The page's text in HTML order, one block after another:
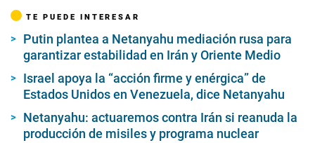
TE PUEDE INTERESAR
Putin plantea a Netanyahu mediación rusa para
garantizar estabilidad en Irán y Oriente Medio
Israel apoya la “acción firme y enérgica” de
Estados Unidos en Venezuela, dice Netanyahu
Netanyahu: actuaremos contra Irán si reanuda la
producción de misiles y programa nuclear